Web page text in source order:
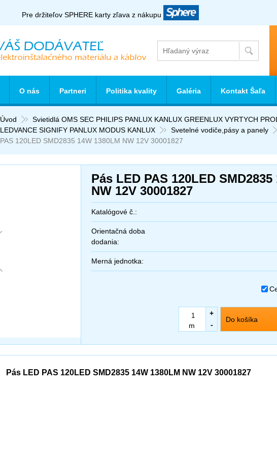
Pre držiteľov SPHERE karty zľava z nákupu
Úvod Svietidlá OMS SEC PHILIPS PANLUX KANLUX GREENLUX VYRTYCH
LEDVANCE SIGNIFY PANLUX MODUS KANLUX
Svetelné vodiče,pásy a panely
PAS 120LED SMD2835 14W 1380LM NW 12V 30001827
Pás LED PAS 120LED SMD2835
NW 12V 30001827
Katalógové č.:
Orientačná doba
dodania:
Merná jednotka:
Do košíka
-
m
+
Pás LED PAS 120LED SMD2835 14W 1380LM NW 12V 30001827
O nás Partneri Politika kvality Galéria Kontakt Šaľa